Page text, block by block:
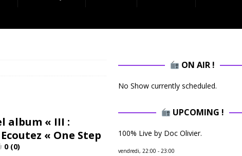
album « III :
« One Step
0 (0)
ON AIR !
No Show currently scheduled.
UPCOMING !
100% Live by Doc Olivier.
vendredi, 22:00 - 23:00